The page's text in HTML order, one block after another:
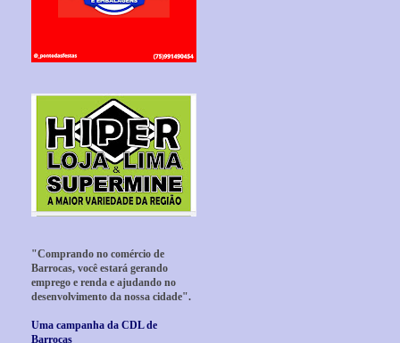
"Comprando no comércio de
Barrocas, você estará gerando
emprego e renda e ajudando no
desenvolvimento da nossa cidade".
Uma campanha da CDL de
Barrocas